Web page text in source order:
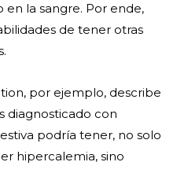
la sangre. Por ende,
de tener otras
por ejemplo, describe
diagnosticado con
podría tener, no solo
hipercalemia, sino